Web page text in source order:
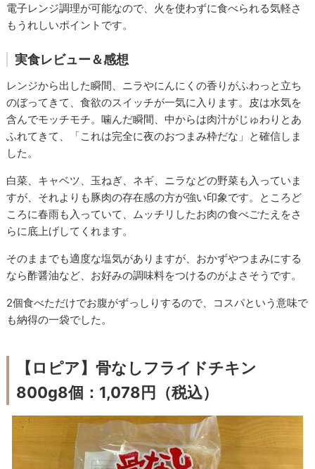
電子レンジ調理が可能なので、火を使わずに食べられる気軽さ
もうれしいポイントです。
実食レビュー＆感想
レンジから出した瞬間、ニラやにんにくの香りがふわっと立ち
のぼってきて、食欲のスイッチが一気に入ります。皮は水気を
含んでモッチモチ。噛んだ瞬間、中からは肉汁がじゅわりとあ
ふれてきて、「これは完全に夜のおつまみ枠だな」と確信しま
した。
白菜、キャベツ、玉ねぎ、ネギ、ニラなどの野菜も入っていま
すが、それよりも豚肉の存在感の方が強い印象です。ところど
ころに春雨も入っていて、ムッチリしたお肉の食べごたえをさ
らに底上げしてくれます。
そのままでも適度な塩気がありますが、おかずやつまみにする
なら酢醤油など、お好みの調味料をつけるのがよさそうです。
2個食べただけでお腹がずっしりするので、コスパという意味で
も納得の一袋でした。
【ロピア】骨なしフライドチキン
800g8個：1,078円（税込）